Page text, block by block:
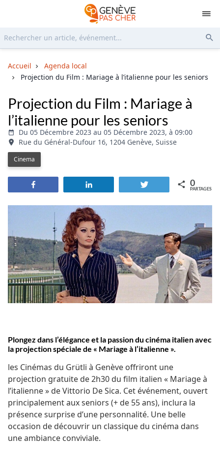
Accueil
Agenda local
Projection du Film : Mariage à l’italienne pour les seniors
Projection du Film : Mariage à
l’italienne pour les seniors
Du 05 Décembre 2023 au 05 Décembre 2023, à 09:00
Rue du Général-Dufour 16, 1204 Genève, Suisse
Cinema
Tweetez 0
PARTAGES
Plongez dans l’élégance et la passion du cinéma italien avec
la projection spéciale de « Mariage à l’italienne ».
les Cinémas du Grütli à Genève offriront une
projection gratuite de 2h30 du film italien « Mariage à
l’italienne » de Vittorio De Sica. Cet événement, ouvert
principalement aux seniors (+ de 55 ans), inclura la
présence surprise d’une personnalité. Une belle
occasion de découvrir un classique du cinéma dans
une ambiance conviviale​.